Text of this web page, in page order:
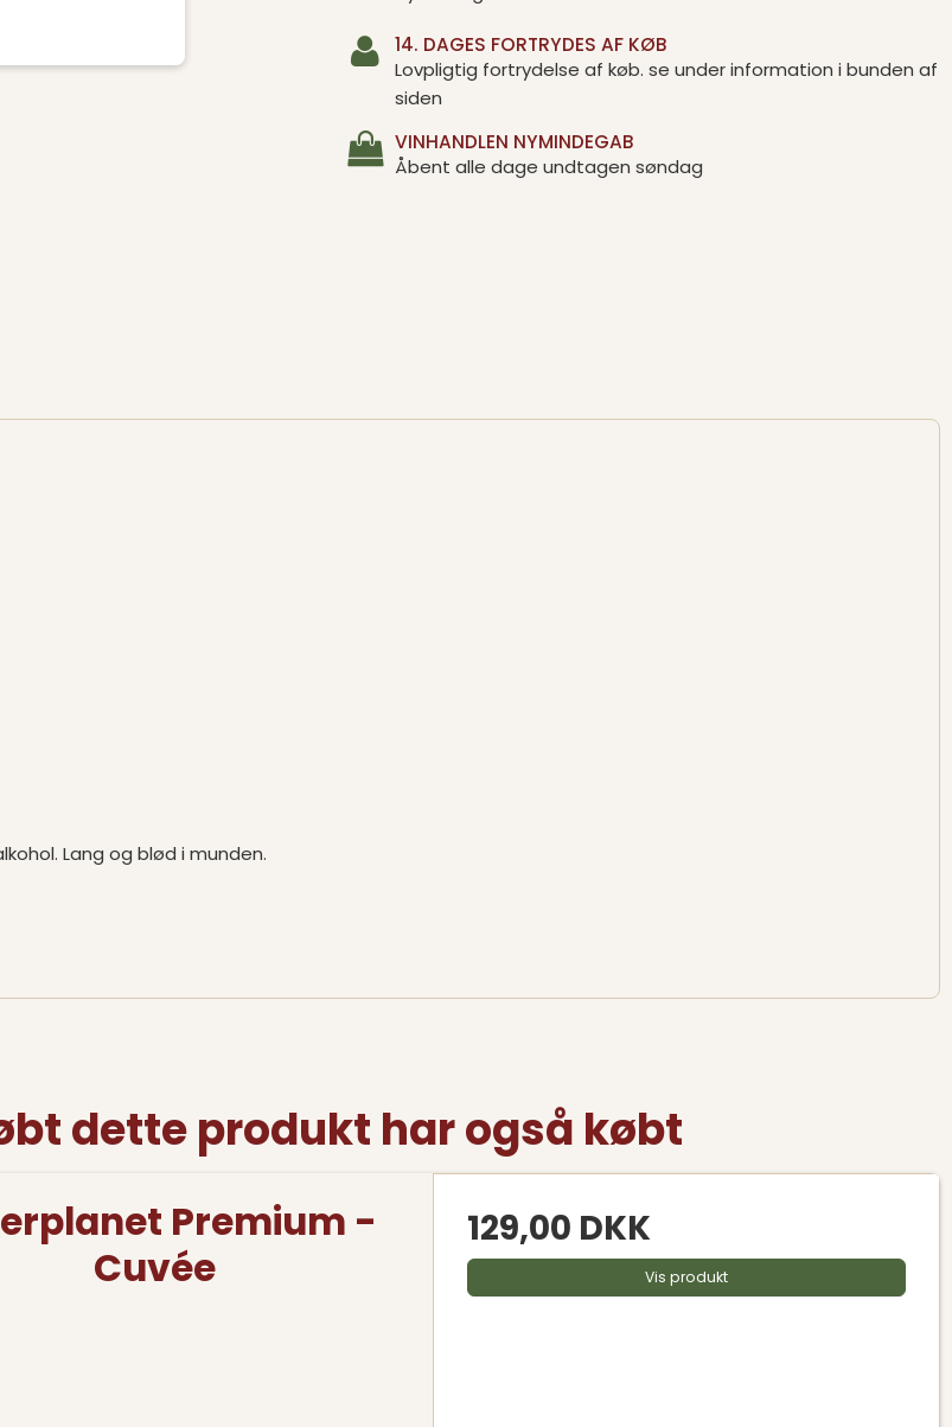
14. DAGES FORTRYDES AF KØB
Lovpligtig fortrydelse af køb. se under information i bunden af
siden
VINHANDLEN NYMINDEGAB
Åbent alle dage undtagen søndag
Lang og blød i munden.
dette produkt har også købt
Premium -
Cuvée
129,00 DKK
Vis produkt